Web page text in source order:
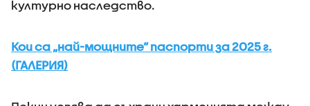
културно наследство.
Кои са „най-мощните“ паспорти за 2025 г.
(ГАЛЕРИЯ)